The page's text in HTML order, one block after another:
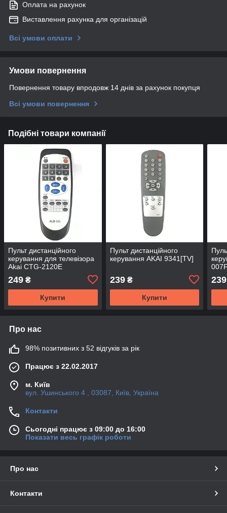
Оплата на рахунок
Виставлення рахунка для організацій
Всі умови оплати
Умови повернення
Повернення товару впродовж 14 днів за рахунок покупця
Всі умови повернення
Подібні товари компанії
Пульт дистанційного
керування для телевізора
Akai CTG-2120E
249 ₴
Купити
Пульт дистанційного
керування AKAI 9341[TV]
239₴
Купити
239
Про нас
98% позитивних з 52 відгуків за рік
Працює з 22.02.2017
м. Київ
вул. Ушинського 4 , 03087, Київ, Україна
Контакти
Сьогодні працює з 09:00 до 16:00
Показати весь графік роботи
Про нас
Контакти